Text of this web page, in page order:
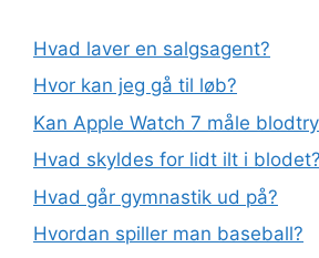
Hvad laver en salgsagent?
Hvor kan jeg gå til løb?
Kan Apple Watch 7 måle
Hvad skyldes for lidt ilt i blodet?
Hvad går gymnastik ud på?
Hvordan spiller man baseball?